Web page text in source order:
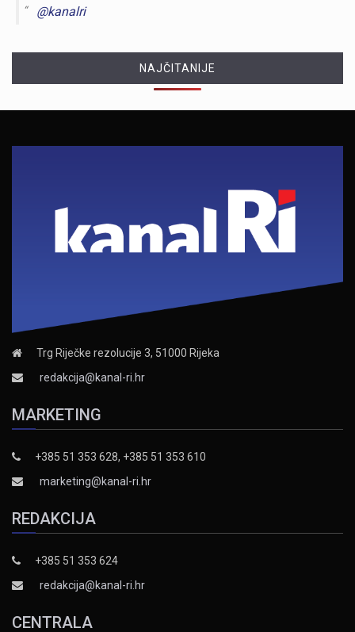
@kanalri
NAJČITANIJE
Trg Riječke rezolucije 3, 51000 Rijeka
redakcija@kanal-ri.hr
MARKETING
+385 51 353 628, +385 51 353 610
marketing@kanal-ri.hr
REDAKCIJA
+385 51 353 624
redakcija@kanal-ri.hr
CENTRALA